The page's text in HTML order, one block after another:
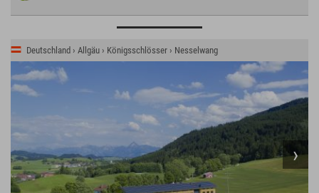
Deutschland › Allgäu › Königsschlösser › Nesselwang